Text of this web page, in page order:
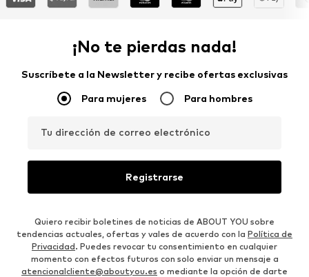
¡No te pierdas nada!
Suscríbete a la Newsletter y recibe ofertas exclusivas
Para mujeres Para hombres
Tu dirección de correo electrónico
Registrarse
Quiero recibir boletines de noticias de ABOUT YOU sobre
tendencias actuales, ofertas y vales de acuerdo con la Política de
Privacidad. Puedes revocar tu consentimiento en cualquier
momento con efectos futuros con solo enviar un mensaje a
atencionalcliente@aboutyou.es o mediante la opción de darte